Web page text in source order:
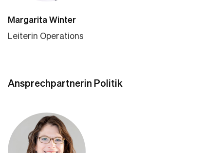
Margarita Winter
Leiterin Operations
Ansprechpartnerin Politik